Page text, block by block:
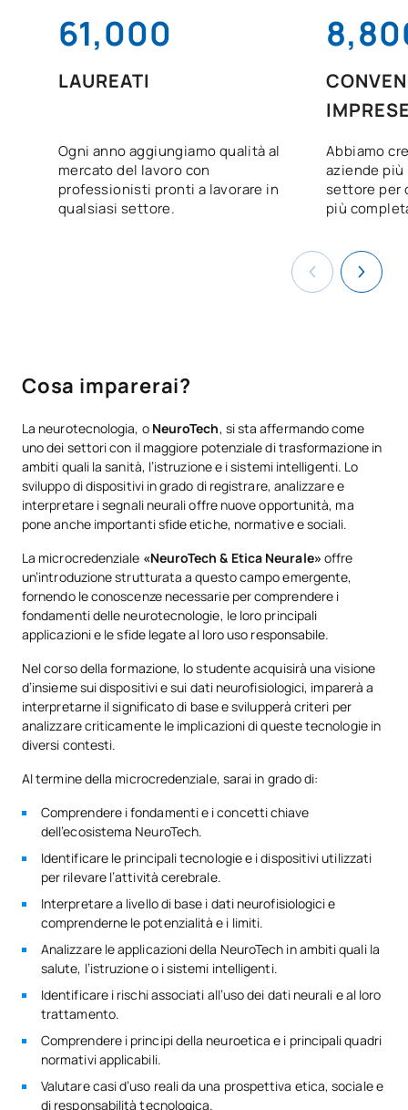
61,000
LAUREATI
Ogni anno aggiungiamo qualità al
mercato del lavoro con
professionisti pronti a lavorare in
qualsiasi settore.
Abbiamo
aziende
settore per
più
Cosa imparerai?
La neurotecnologia, o NeuroTech, si sta affermando come
uno dei settori con il maggiore potenziale di trasformazione in
ambiti quali la sanità, l’istruzione e i sistemi intelligenti. Lo
sviluppo di dispositivi in grado di registrare, analizzare e
interpretare i segnali neurali offre nuove opportunità, ma
pone anche importanti sfide etiche, normative e sociali.
La microcredenziale «NeuroTech & Etica Neurale» offre
un’introduzione strutturata a questo campo emergente,
fornendo le conoscenze necessarie per comprendere i
fondamenti delle neurotecnologie, le loro principali
applicazioni e le sfide legate al loro uso responsabile.
Nel corso della formazione, lo studente acquisirà una visione
d’insieme sui dispositivi e sui dati neurofisiologici, imparerà a
interpretarne il significato di base e svilupperà criteri per
analizzare criticamente le implicazioni di queste tecnologie in
diversi contesti.
Al termine della microcredenziale, sarai in grado di:
Comprendere i fondamenti e i concetti chiave
dell’ecosistema NeuroTech.
Identificare le principali tecnologie e i dispositivi utilizzati
per rilevare l’attività cerebrale.
Interpretare a livello di base i dati neurofisiologici e
comprenderne le potenzialità e i limiti.
Analizzare le applicazioni della NeuroTech in ambiti quali la
salute, l’istruzione o i sistemi intelligenti.
Identificare i rischi associati all’uso dei dati neurali e al loro
trattamento.
Comprendere i principi della neuroetica e i principali quadri
normativi applicabili.
Valutare casi d’uso reali da una prospettiva etica, sociale e
di responsabilità tecnologica.